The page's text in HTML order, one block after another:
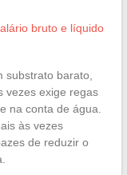
bruto e líquido
substrato barato,
vezes exige regas
na conta de água.
às vezes
de reduzir o